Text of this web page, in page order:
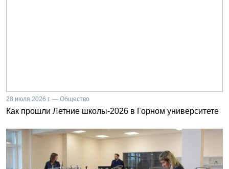
28 июля 2026 г. — Общество
Как прошли Летние школы-2026 в Горном университете